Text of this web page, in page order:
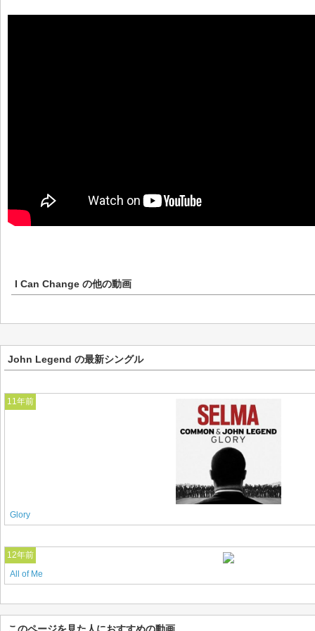
I Can Change の他の動画
John Legend の最新シングル
11年前
Glory
12年前
All of Me